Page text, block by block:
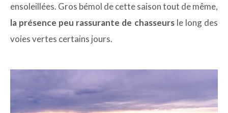
ensoleillées. Gros bémol de cette saison tout de même,
la présence peu rassurante de chasseursle long des
voies vertes certains jours.